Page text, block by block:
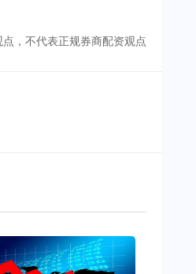
，不代表正规券商配资观点